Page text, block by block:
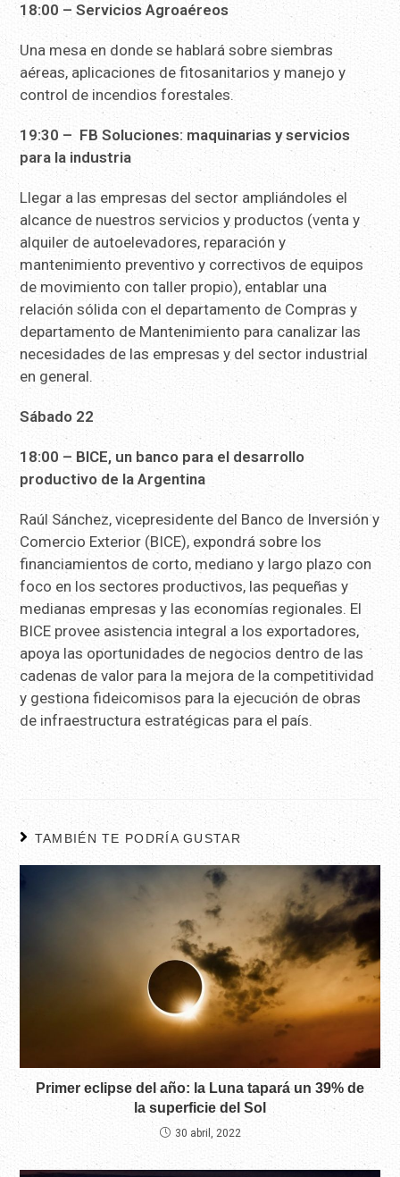
18:00 – Servicios Agroaéreos
Una mesa en donde se hablará sobre siembras
aéreas, aplicaciones de fitosanitarios y manejo y
control de incendios forestales.
19:30 – FB Soluciones: maquinarias y servicios
para la industria
Llegar a las empresas del sector ampliándoles el
alcance de nuestros servicios y productos (venta y
alquiler de autoelevadores, reparación y
mantenimiento preventivo y correctivos de equipos
de movimiento con taller propio), entablar una
relación sólida con el departamento de Compras y
departamento de Mantenimiento para canalizar las
necesidades de las empresas y del sector industrial
en general.
Sábado 22
18:00 – BICE, un banco para el desarrollo
productivo de la Argentina
Raúl Sánchez, vicepresidente del Banco de Inversión y
Comercio Exterior (BICE), expondrá sobre los
financiamientos de corto, mediano y largo plazo con
foco en los sectores productivos, las pequeñas y
medianas empresas y las economías regionales. El
BICE provee asistencia integral a los exportadores,
apoya las oportunidades de negocios dentro de las
cadenas de valor para la mejora de la competitividad
y gestiona fideicomisos para la ejecución de obras
de infraestructura estratégicas para el país.
TAMBIÉN TE PODRÍA GUSTAR
Primer eclipse del año: la Luna tapará un 39% de
la superficie del Sol
30 abril, 2022